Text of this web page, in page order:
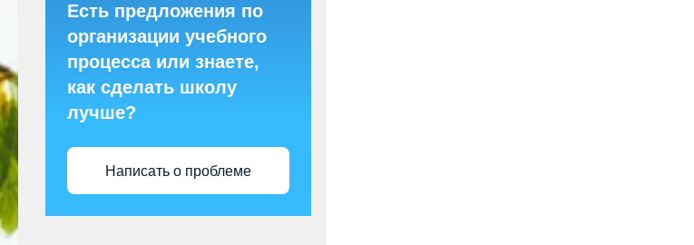
Есть предложения по
организации учебного
процесса или знаете,
как сделать школу
лучше?
Написать о проблеме